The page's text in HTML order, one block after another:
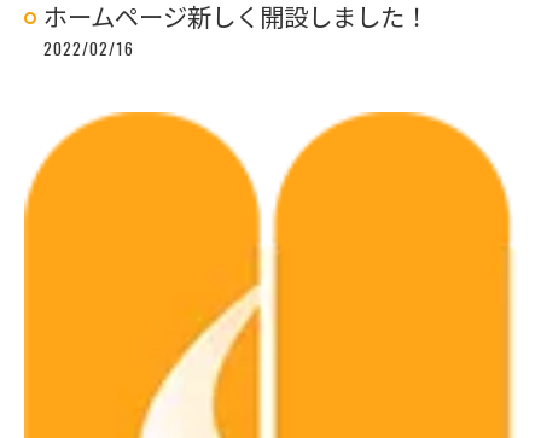
ホームページ新しく開設しました！
2022/02/16